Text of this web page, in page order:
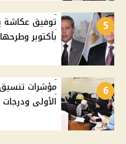
5
بأكتوبر
6
الأولى